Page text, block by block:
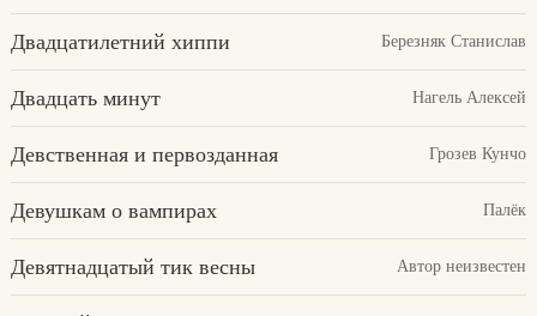
Двадцатилетний хиппи Березняк Станислав
Двадцать минут Нагель Алексей
Девственная и первозданная Грозев Кунчо
Девушкам о вампирах Палёк
Девятнадцатый тик весны Автор неизвестен